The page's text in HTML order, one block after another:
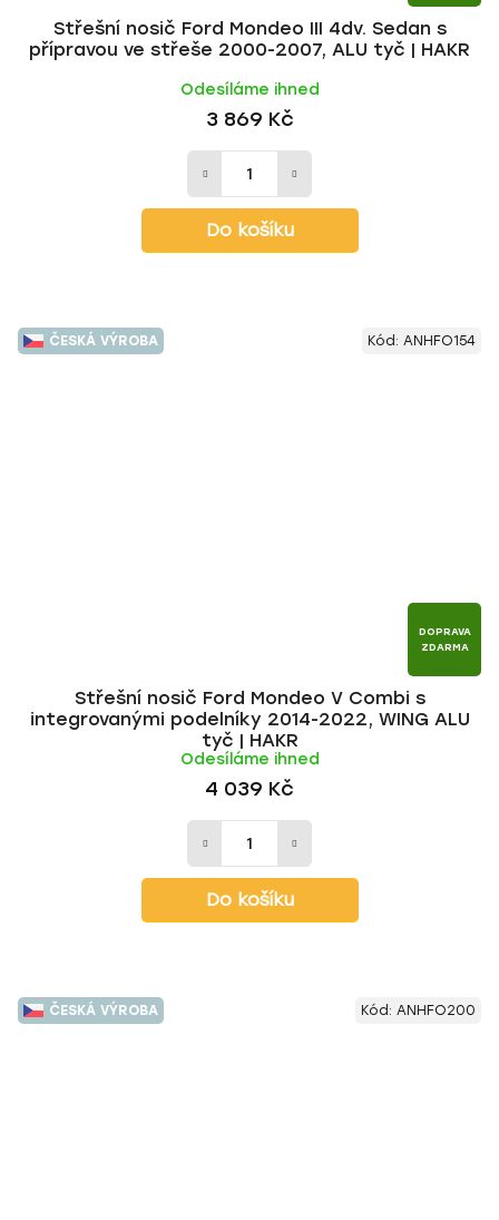
Střešní nosič Ford Mondeo III 4dv. Sedan s
přípravou ve střeše 2000-2007, ALU tyč | HAKR
Odesíláme ihned
3 869 Kč
Do košíku
ČESKÁ VÝROBA
DOPRAVA
ZDARMA
Střešní nosič Ford Mondeo V Combi s
integrovanými podelníky 2014-2022, WING ALU
tyč | HAKR
Odesíláme ihned
4 039 Kč
Do košíku
Kód: ANHFO154
ČESKÁ VÝROBA Kód: ANHFO200